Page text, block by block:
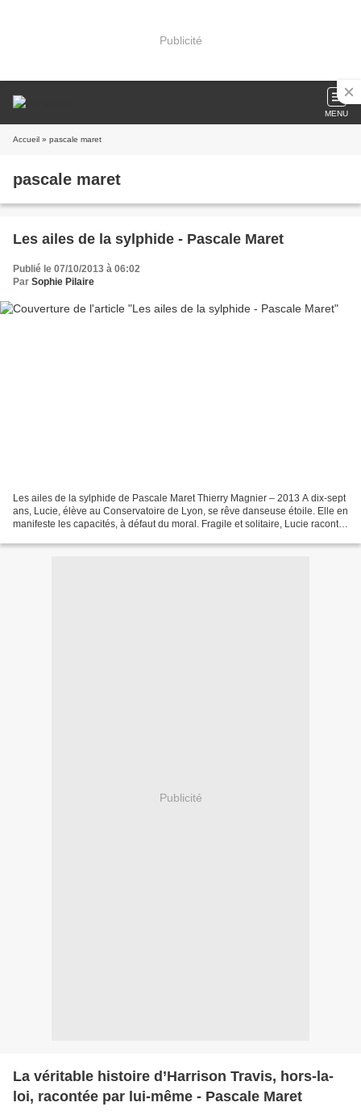
Publicité
MENU
Accueil » pascale maret
pascale maret
Les ailes de la sylphide - Pascale Maret
Publié le 07/10/2013 à 06:02
Par Sophie Pilaire
Les ailes de la sylphide de Pascale Maret Thierry Magnier – 2013 A dix-sept
ans, Lucie, élève au Conservatoire de Lyon, se rêve danseuse étoile. Elle en
manifeste les capacités, à défaut du moral. Fragile et solitaire, Lucie raconte
Publicité
La véritable histoire d’Harrison Travis, hors-la-
loi, racontée par lui-même - Pascale Maret